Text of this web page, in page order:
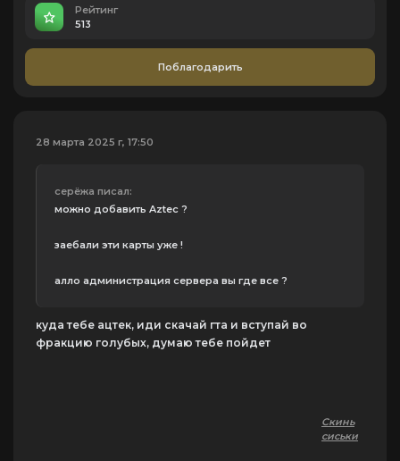
Рейтинг
513
Поблагодарить
28 марта 2025 г, 17:50
серёжа писал:
можно добавить Aztec ?
заебали эти карты уже !
алло администрация сервера вы где все ?
куда тебе ацтек, иди скачай гта и вступай во
фракцию голубых, думаю тебе пойдет
Скинь
сиськи